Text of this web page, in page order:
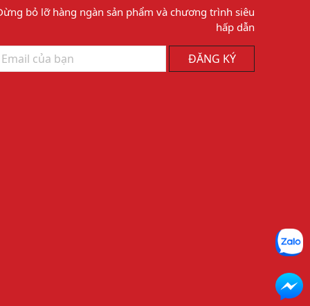
bỏ lỡ hàng ngàn sản phẩm và chương trình siêu
hấp dẫn
ĐĂNG KÝ